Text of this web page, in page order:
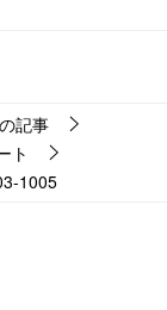
記事
ト
­1005